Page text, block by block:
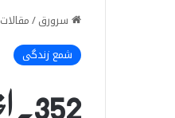
سرورق/مقالات
شمع زندگی